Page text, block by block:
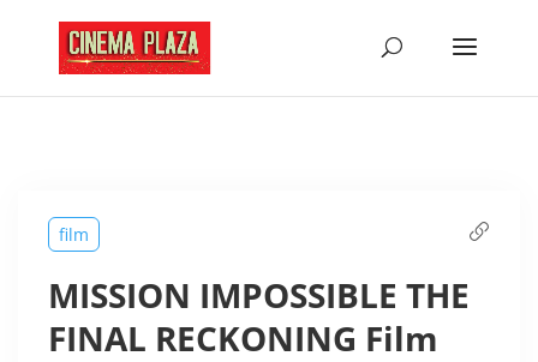
film
MISSION IMPOSSIBLE THE
FINAL RECKONING Film